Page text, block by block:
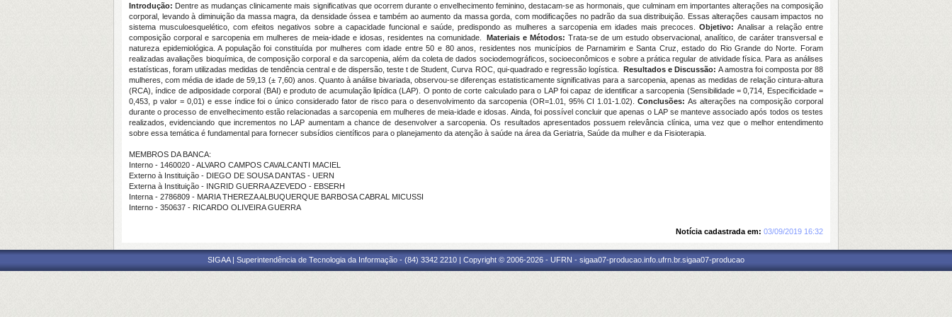
Introdução: Dentre as mudanças clinicamente mais significativas que ocorrem durante o envelhecimento feminino, destacam-se as hormonais, que culminam em importantes alterações na composição
corporal, levando à diminuição da massa magra, da densidade óssea e também ao aumento da massa gorda, com modificações no padrão da sua distribuição. Essas alterações causam impactos no
sistema musculoesquelético, com efeitos negativos sobre a capacidade funcional e saúde, predispondo as mulheres a sarcopenia em idades mais precoces. Objetivo: Analisar a relação entre
composição corporal e sarcopenia em mulheres de meia-idade e idosas, residentes na comunidade.Materiais e Métodos:Trata-se de um estudo observacional, analítico, de caráter transversal e
natureza epidemiológica. A população foi constituída por mulheres com idade entre 50 e 80 anos, residentes nos municípios de Parnamirim e Santa Cruz, estado do Rio Grande do Norte. Foram
realizadas avaliações bioquímica, de composição corporal e da sarcopenia, além da coleta de dados sociodemográficos, socioeconômicos e sobre a prática regular de atividade física. Para as análises
estatísticas, foram utilizadas medidas de tendência central e de dispersão, teste t de Student, Curva ROC, qui-quadrado e regressão logística. Resultados e Discussão: A amostra foi composta por 88
mulheres, com média de idade de 59,13 (± 7,60) anos. Quanto à análise bivariada, observou-se diferenças estatisticamente significativas para a sarcopenia, apenas as medidas de relação cintura-altura
(RCA), índice de adiposidade corporal (BAI) e produto de acumulação lipídica (LAP). O ponto de corte calculado para o LAP foi capaz de identificar a sarcopenia (Sensibilidade = 0,714, Especificidade =
0,453, p valor = 0,01) e esse índice foi o único considerado fator de risco para o desenvolvimento da sarcopenia (OR=1.01, 95% CI 1.01-1.02).Conclusões:As alterações na composição corporal
durante o processo de envelhecimento estão relacionadas a sarcopenia em mulheres de meia-idade e idosas. Ainda, foi possível concluir que apenas o LAP se manteve associado após todos os testes
realizados, evidenciando que incrementos no LAP aumentam a chance de desenvolver a sarcopenia. Os resultados apresentados possuem relevância clínica, uma vez que o melhor entendimento
sobre essa temática é fundamental para fornecer subsídios científicos para o planejamento da atenção à saúde na área da Geriatria, Saúde da mulher e da Fisioterapia.
MEMBROS DA BANCA:
Interno - 1460020 - ALVARO CAMPOS CAVALCANTI MACIEL
Externo à Instituição - DIEGO DE SOUSA DANTAS - UERN
Externa à Instituição - INGRID GUERRA AZEVEDO - EBSERH
Interna - 2786809 - MARIA THEREZA ALBUQUERQUE BARBOSA CABRAL MICUSSI
Interno - 350637 - RICARDO OLIVEIRA GUERRA
Notícia cadastrada em: 03/09/2019 16:32
SIGAA | Superintendência de Tecnologia da Informação - (84) 3342 2210 | Copyright © 2006-2026 - UFRN - sigaa07-producao.info.ufrn.br.sigaa07-producao